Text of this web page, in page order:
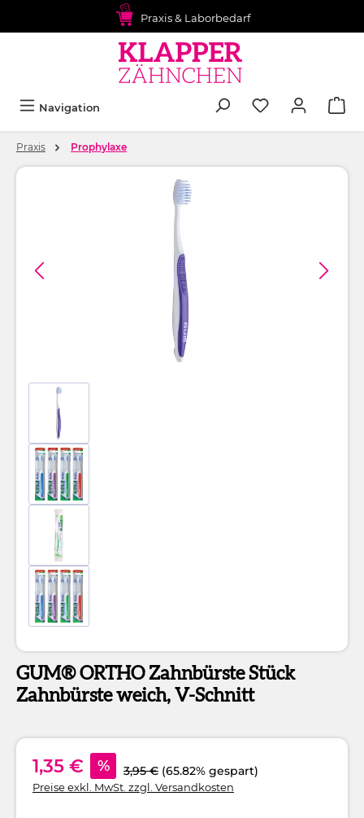
Praxis & Laborbedarf
Navigation
Praxis Prophylaxe
GUM® ORTHO Zahnbürste Stück
Zahnbürste weich, V-Schnitt
1,35 € % 3,95 € (65.82% gespart)
Preise exkl. MwSt. zzgl. Versandkosten